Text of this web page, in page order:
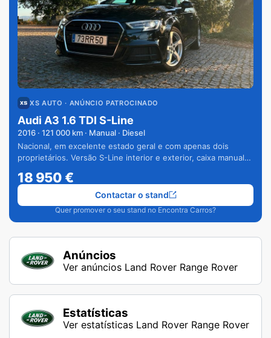
XS AUTO · ANÚNCIO PATROCINADO
Audi A3 1.6 TDI S-Line
2016 · 121 000 km · Manual · Diesel
Nacional, em excelente estado geral e com apenas dois
proprietários. Versão S-Line interior e exterior, caixa manual
18 950€
Quer promover o seu stand no Encontra Carros?
Contactar o stand
Anúncios
Ver anúncios Land Rover Range Rover
Estatísticas
Ver estatísticas Land Rover Range Rover